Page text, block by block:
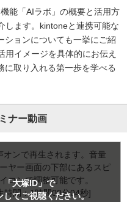
能「AIラボ」の概要と活用方
します。kintoneと連携可能な
ションについても一挙にご紹
用イメージを具体的にお伝え
に取り入れる第一歩を学べる
ナー動画
オンで再生されます。音量
ヤー画面の下部にあるスピ
コンで調整可能です。
時間：1時間00分04秒]
「大塚ID」で
してご視聴ください。